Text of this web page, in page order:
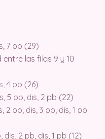
7 pb (29)
las filas 9 y 10
4 pb (26)
5 pb, dis, 2 pb (22)
2 pb, dis, 3 pb, dis, 1 pb
dis, 2 pb, dis, 1 pb (12)